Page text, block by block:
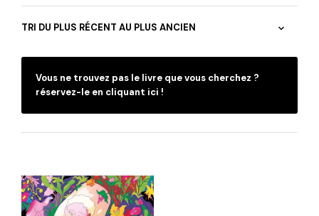
Vous ne trouvez pas le livre que vous cherchez ?
réservez-le en cliquant ici !